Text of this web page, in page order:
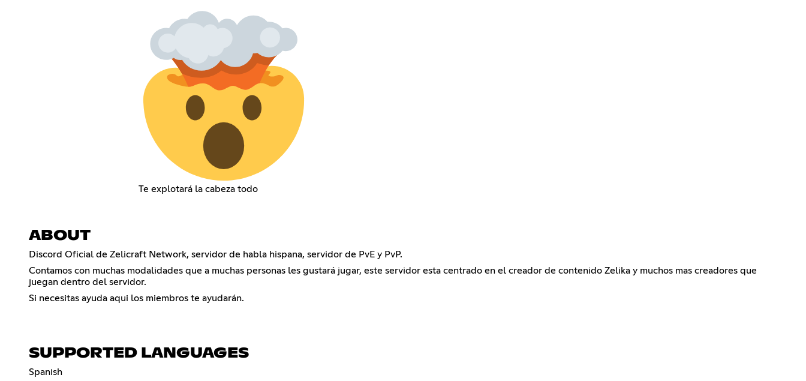
Te explotará la cabeza todo
ABOUT
Discord Oficial de Zelicraft Network, servidor de habla hispana, servidor de PvE y PvP.
Contamos con muchas modalidades que a muchas personas les gustará jugar, este servidor esta centrado en el creador de contenido Zelika y muchos mas creadores que
juegan dentro del servidor.
Si necesitas ayuda aqui los miembros te ayudarán.
SUPPORTED LANGUAGES
Spanish